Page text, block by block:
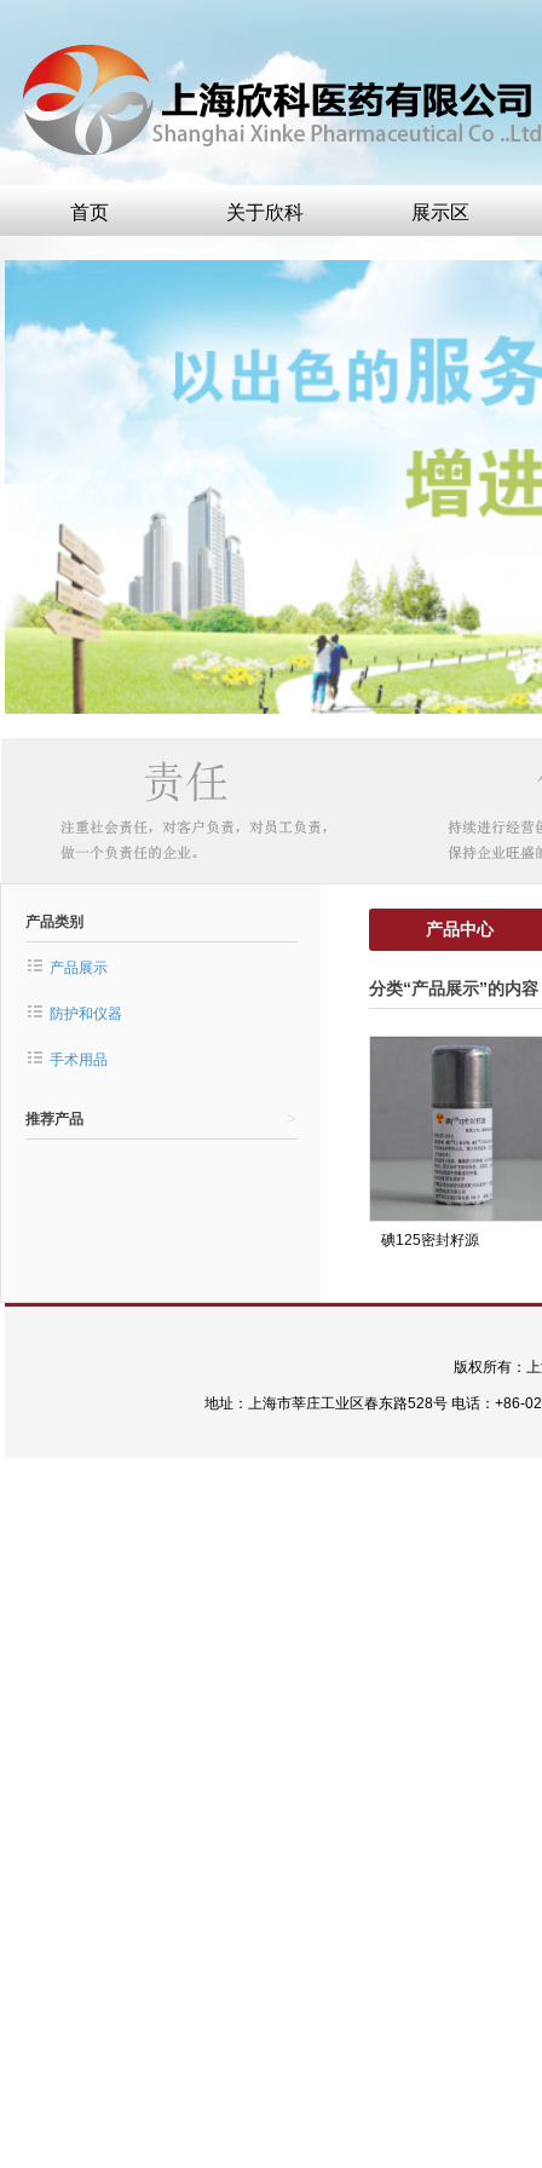
首页 关于欣科 展示区
产品类别
产品展示
防护和仪器
手术用品
>
推荐产品
产品中心
分类“产品展示”的内容
碘125密封籽源
版权所有：
地址：上海市莘庄工业区春东路528号 电话：+86-